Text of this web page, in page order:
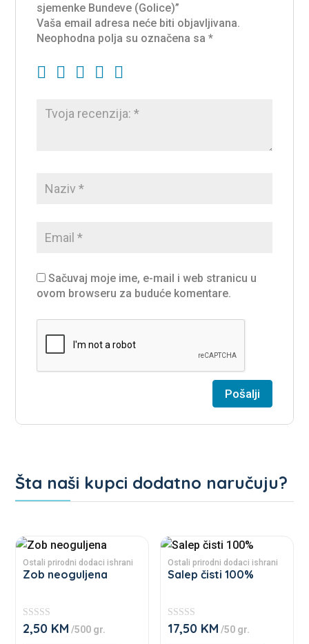
sjemenke Bundeve (Golice)”
Vaša email adresa neće biti objavljivana.
Neophodna polja su označena sa*
Sačuvaj moje ime, e-mail i web stranicu u
ovom browseru za buduće komentare.
Šta naši kupci dodatno naručuju?
Ostali prirodni dodaci ishrani
Zob neoguljena
★
★
2,50 KM /500 gr.
This
product
has
variants.
The
Ostali prirodni dodaci ishrani
Salep čisti 100%
★
★
17,50 KM /50 gr.
This
product
has
variants.
The